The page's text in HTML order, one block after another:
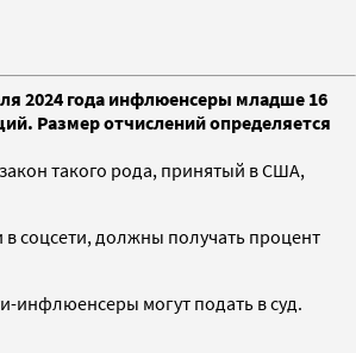
2024 года инфлюенсеры младше 16
Размер отчислений определяется
такого рода, принятый в США,
соцсети, должны получать процент
инфлюенсеры могут подать в суд.